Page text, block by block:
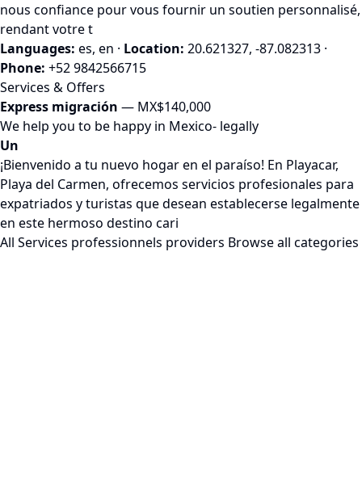
nous confiance pour vous fournir un soutien personnalisé,
rendant votre t
Languages: es, en · Location: 20.621327, -87.082313 ·
Phone: +52 9842566715
Services & Offers
Express migración — MX$140,000
We help you to be happy in Mexico- legally
Un
¡Bienvenido a tu nuevo hogar en el paraíso! En Playacar,
Playa del Carmen, ofrecemos servicios profesionales para
expatriados y turistas que desean establecerse legalmente
en este hermoso destino cari
All Services professionnels providers Browse all categories